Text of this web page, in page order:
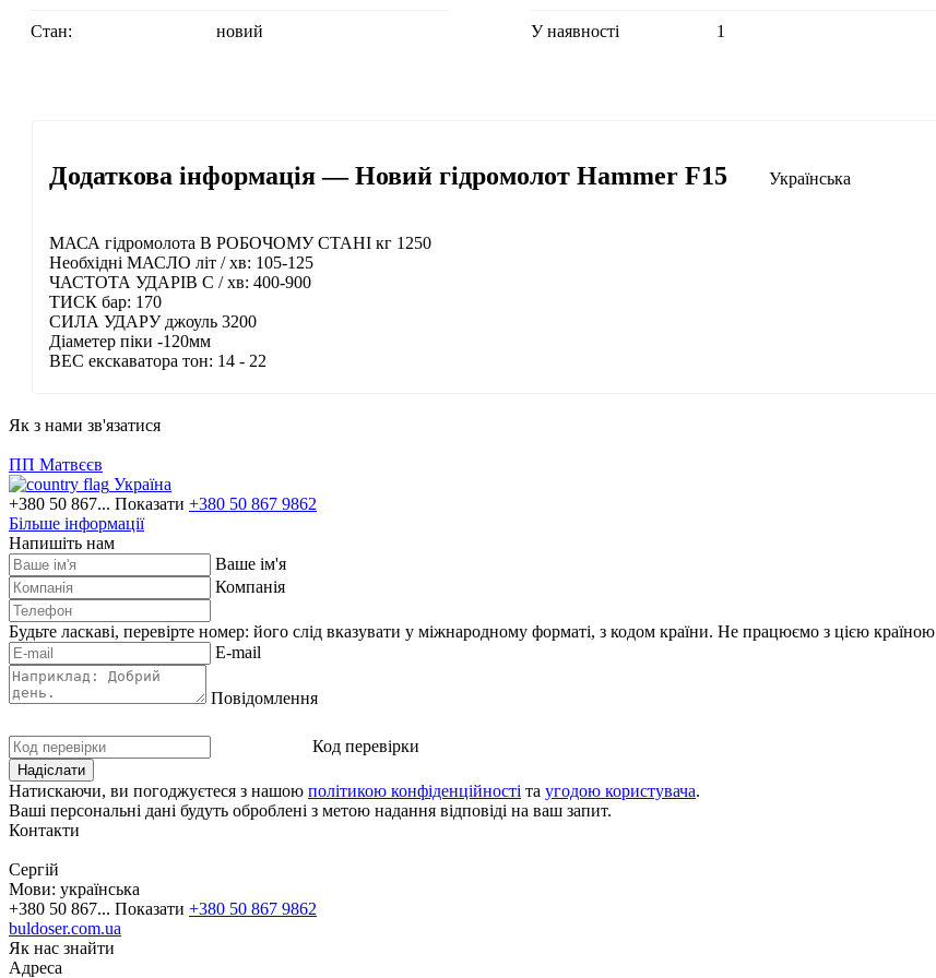
Стан: новий У наявності 1
Додаткова інформація — Новий гідромолот Hammer F15 Українська
МАСА гідромолота В РОБОЧОМУ СТАНІ кг 1250
Необхідні МАСЛО літ / хв: 105-125
ЧАСТОТА УДАРІВ C / хв: 400-900
ТИСК бар: 170
СИЛА УДАРУ джоуль 3200
Діаметер піки -120мм
ВЕС екскаватора тон: 14 - 22
Як з нами зв'язатися
ПП Матвєєв
Україна
+380 50 867... Показати +380 50 867 9862
Більше інформації
Напишіть нам
Ваше ім'я
Компанія
Будьте ласкаві, перевірте номер: його слід вказувати у міжнародному форматі, з кодом країни. Не працюємо з цією країною
E-mail
Повідомлення
Код перевірки
Натискаючи, ви погоджуєтеся з нашою політикою конфіденційності та угодою користувача.
Ваші персональні дані будуть оброблені з метою надання відповіді на ваш запит.
Контакти
Сергій
Мови: українська
+380 50 867... Показати +380 50 867 9862
buldoser.com.ua
Як нас знайти
Адреса